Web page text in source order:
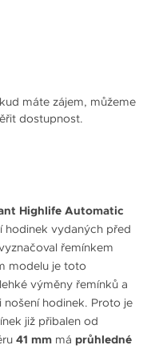
máte zájem, můžeme
dostupnost.
Highlife Automatic
hodinek vydaných před
řemínkem
modelu je toto
výměny řemínků a
hodinek. Proto je
již přibalen od
41 mm má průhledné